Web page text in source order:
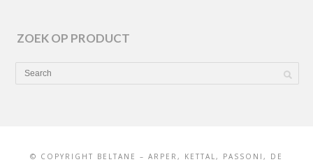
ZOEK OP PRODUCT
© COPYRIGHT BELTANE – ARPER, KETTAL, PASSONI, DE